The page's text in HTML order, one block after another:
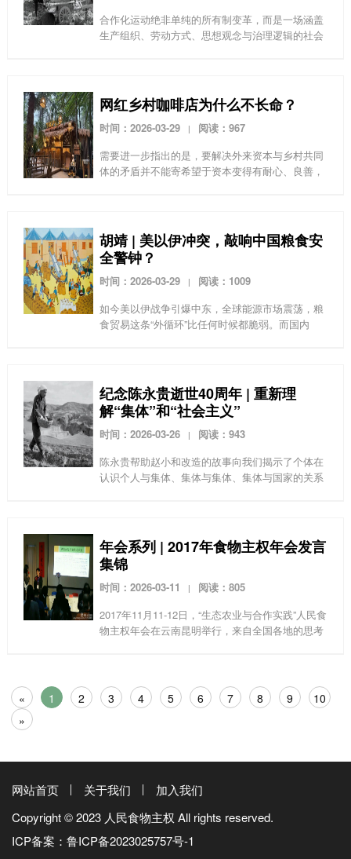
合作化运动绝非单纯的所有制变革，而是一场涵盖
生产组织、劳动方式、思想观念与治理逻辑的社会
网红乡村咖啡店为什么不长命？
时间：2026-03-29 |
阅读：967
需要进一步指出的是，要解决外来资本与乡村共同
体的矛盾并不能寄希望于资本变得有耐心、良善，
胡靖 | 美以伊冲突，敲响中国粮食安
全警钟？
时间：2026-03-29 |
阅读：1009
如今美以伊战争引爆中东，全球能源市场震荡，粮
食贸易这条“外循环”比任何时候都脆弱。而国内
纪念陈永贵逝世40周年 | 重新理
解“集体”和“社会主义”
时间：2026-03-26 |
阅读：943
陈永贵帮助赵小和改造的故事向我们揭示了个体在
认识个人与集体、集体与集体、集体与国家的关系
年会系列 | 2017年食物主权年会发言
集锦
时间：2026-03-11 |
阅读：805
2017年11月11-12日，“生态农业与合作实践”人民食
物主权年会在云南昆明举行，来自全国各地的思考
« 1 2 3 4 5 6 7 8 9
10
»
网站首页 关于我们
加入我们
Copyright © 2023 人民食物主权 All rights reserved.
ICP备案： 鲁ICP备2023025757号-1